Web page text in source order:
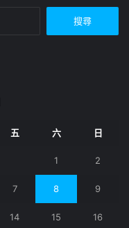
五 六 日
1 2
7 8 9
14 15 16